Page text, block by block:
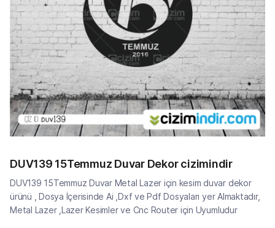
DUV139 15Temmuz Duvar Dekor cizimindir
DUV139 15Temmuz Duvar Metal Lazer için kesim duvar dekor
ürünü , Dosya İçerisinde Ai ,Dxf ve Pdf Dosyaları yer Almaktadır,
Metal Lazer ,Lazer Kesimler ve Cnc Router için Uyumludur